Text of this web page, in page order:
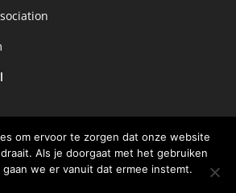
om ervoor te zorgen dat onze website
Als je doorgaat met het gebruiken
we er vanuit dat ermee instemt.